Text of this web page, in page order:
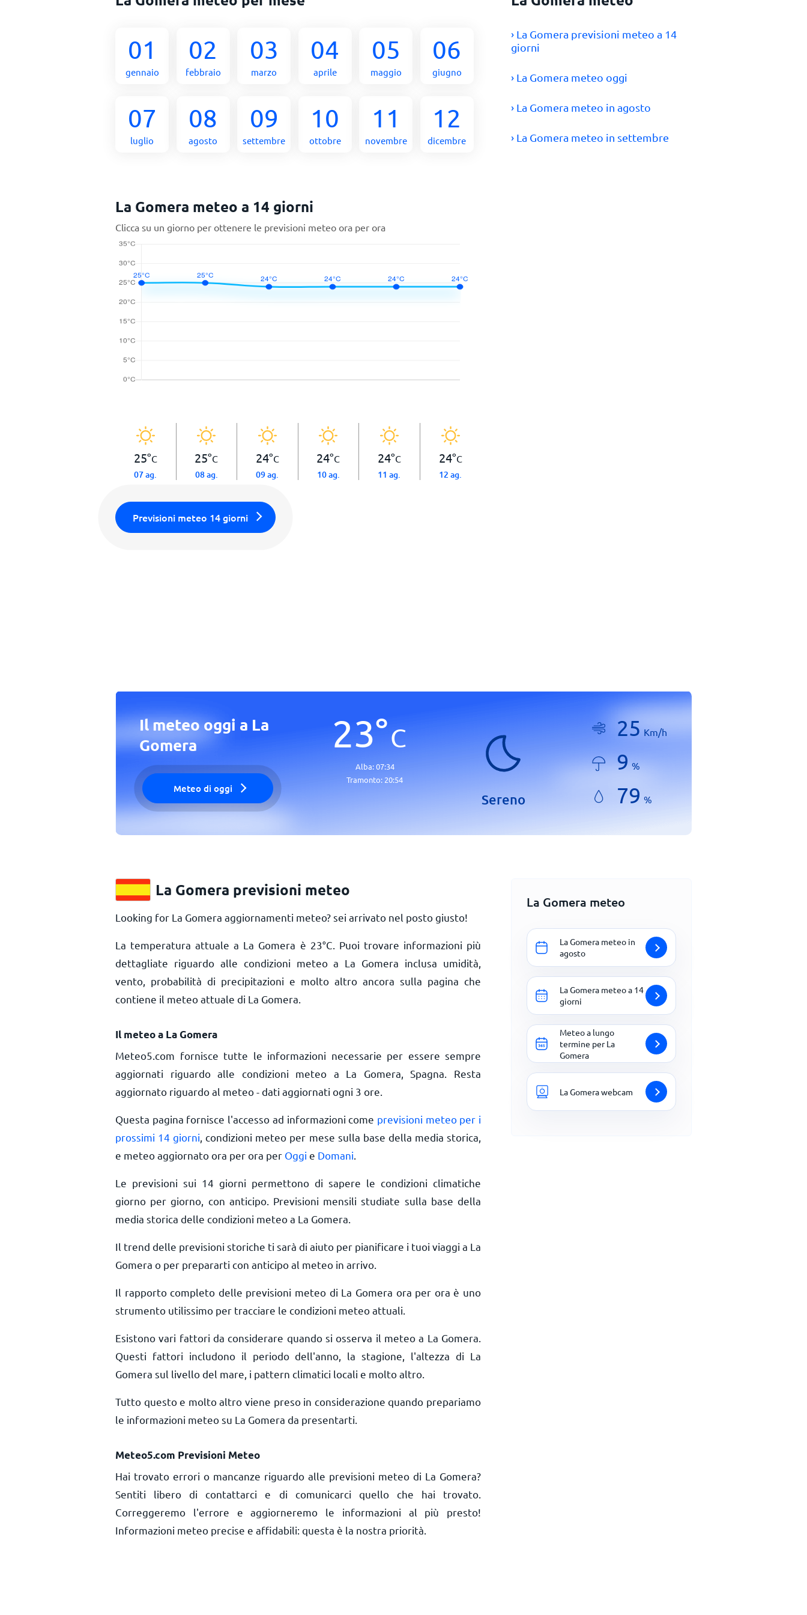
01
gennaio
02
febbraio
03
marzo
04
aprile
05
maggio
06
giugno
07
luglio
08
agosto
09
settembre
10
ottobre
11
novembre
12
dicembre
› La Gomera previsioni meteo a 14
giorni
› La Gomera meteo oggi
› La Gomera meteo in agosto
› La Gomera meteo in settembre
La Gomera meteo a 14 giorni
Clicca su un giorno per ottenere le previsioni meteo ora per ora
25°C
07 ag.
25°C
08 ag.
24°C
09 ag.
24°C
10 ag.
24°C
11 ag.
24°C
12 ag.
Previsioni meteo 14 giorni
Il meteo oggi a La
Gomera
Meteo di oggi
23°C
Alba:07:34
Tramonto: 20:54
Sereno
25 Km/h
9 %
79 %
La Gomera previsioni meteo
Looking for La Gomera aggiornamenti meteo? sei arrivato nel posto giusto!
La temperatura attuale a La Gomera è 23°C . Puoi trovare informazioni più
dettagliate riguardo alle condizioni meteo a La Gomera inclusa umidità,
vento, probabilità di precipitazioni e molto altro ancora sulla pagina che
contiene il meteo attuale di La Gomera.
Il meteo a La Gomera
Meteo5.com fornisce tutte le informazioni necessarie per essere sempre
aggiornati riguardo alle condizioni meteo a La Gomera, Spagna. Resta
aggiornato riguardo al meteo - dati aggiornati ogni 3 ore.
Questa pagina fornisce l'accesso ad informazioni come previsioni meteo per i
prossimi 14 giorni , condizioni meteo per mese sulla base della media storica,
e meteo aggiornato ora per ora per Oggi e Domani
Le previsioni sui 14 giorni permettono di sapere le condizioni climatiche
giorno per giorno, con anticipo. Previsioni mensili studiate sulla base della
media storica delle condizioni meteo a La Gomera.
Il trend delle previsioni storiche ti sarà di aiuto per pianificare i tuoi viaggi a La
Gomera o per prepararti con anticipo al meteo in arrivo.
Il rapporto completo delle previsioni meteo di La Gomera ora per ora è uno
strumento utilissimo per tracciare le condizioni meteo attuali.
Esistono vari fattori da considerare quando si osserva il meteo a La Gomera.
Questi fattori includono il periodo dell'anno, la stagione, l'altezza di La
Gomera sul livello del mare, i pattern climatici locali e molto altro.
Tutto questo e molto altro viene preso in considerazione quando prepariamo
le informazioni meteo su La Gomera da presentarti.
Meteo5.com Previsioni Meteo
Hai trovato errori o mancanze riguardo alle previsioni meteo di La Gomera?
Sentiti libero di contattarci e di comunicarci quello che hai trovato.
Correggeremo l'errore e aggiorneremo le informazioni al più presto!
Informazioni meteo precise e affidabili: questa è la nostra priorità.
La Gomera meteo
La Gomera meteo in
agosto
La Gomera meteo a 14
giorni
Meteo a lungo
termine per La
Gomera
La Gomera webcam